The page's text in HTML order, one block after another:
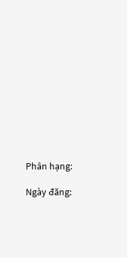
Phân hạng:
Ngày đăng: